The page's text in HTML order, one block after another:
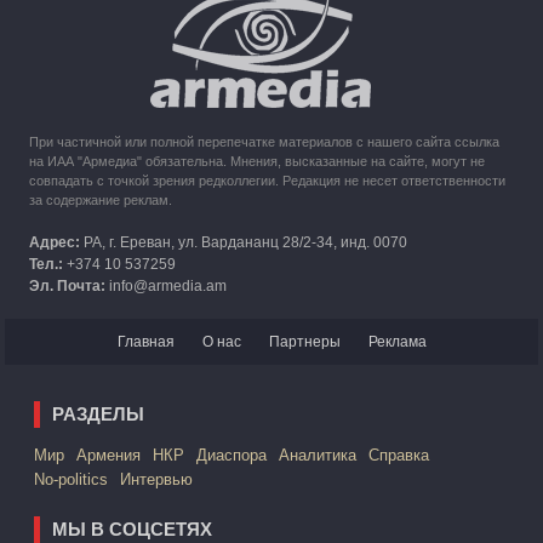
Кипр рассматривает возможность размещения беженцев
из Карабаха
При частичной или полной перепечатке материалов с нашего сайта ссылка
на ИАА "Армедиа" обязательна. Мнения, высказанные на сайте, могут не
совпадать с точкой зрения редколлегии. Редакция не несет ответственности
за содержание реклам.
Адрес: РА, г. Ереван, ул. Вардананц 28/2-34, инд. 0070
Тел.: +374 10 537259
Эл. Почта: info@armedia.am
Главная О нас Партнеры Реклама
РАЗДЕЛЫ
Mир Армения НКР Диаспора Аналитика
Справка
No-politics
Интервью
МЫ В СОЦСЕТЯХ